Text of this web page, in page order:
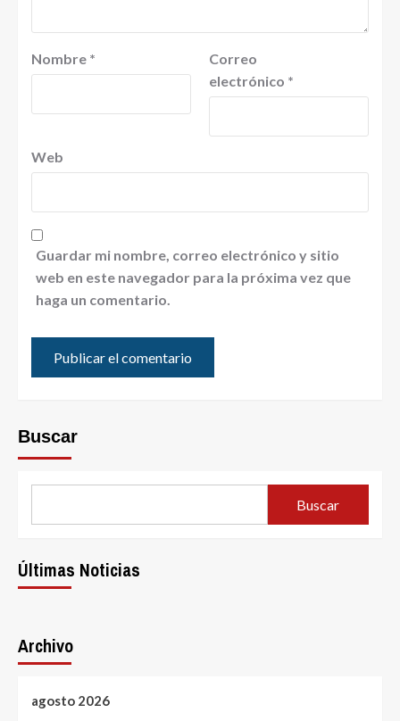
Nombre *
Correo
electrónico *
Web
Guardar mi nombre, correo electrónico y sitio
web en este navegador para la próxima vez que
haga un comentario.
Buscar
Buscar
Últimas Noticias
Archivo
agosto 2026